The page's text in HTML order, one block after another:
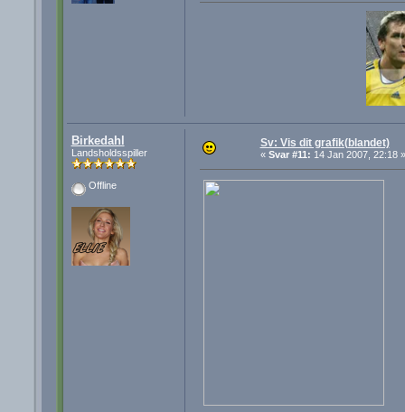
Birkedahl
Landsholdsspiller
Offline
Sv: Vis dit grafik(blandet)
« Svar #11: 14 Jan 2007, 22:18 »